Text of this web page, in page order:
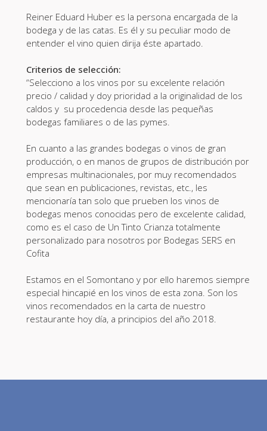
Reiner Eduard Huber es la persona encargada de la
bodega y de las catas. Es él y su peculiar modo de
entender el vino quien dirija éste apartado.
Criterios de selección:
“Selecciono a los vinos por su excelente relación
precio / calidad y doy prioridad a la originalidad de los
caldos y su procedencia desde las pequeñas
bodegas familiares o de las pymes.
En cuanto a las grandes bodegas o vinos de gran
producción, o en manos de grupos de distribución por
empresas multinacionales, por muy recomendados
que sean en publicaciones, revistas, etc., les
mencionaría tan solo que prueben los vinos de
bodegas menos conocidas pero de excelente calidad,
como es el caso de Un Tinto Crianza totalmente
personalizado para nosotros por Bodegas SERS en
Cofita
Estamos en el Somontano y por ello haremos siempre
especial hincapié en los vinos de esta zona. Son los
vinos recomendados en la carta de nuestro
restaurante hoy día, a principios del año 2018.